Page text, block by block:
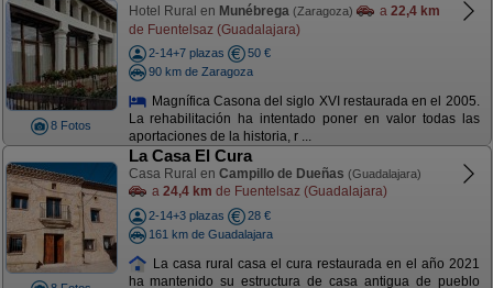
8 Fotos
Hotel Rural en Munébrega (Zaragoza) a 22,4 km
de Fuentelsaz (Guadalajara)
2-14+7 plazas
50 €
90 km de Zaragoza
Magnífica Casona del siglo XVI restaurada en el 2005.
La rehabilitación ha intentado poner en valor todas las
aportaciones de la historia, r ...
La Casa El Cura
Casa Rural en Campillo de Dueñas (Guadalajara)
a 24,4 km de Fuentelsaz (Guadalajara)
2-14+3 plazas
28 €
161 km de Guadalajara
La casa rural casa el cura restaurada en el año 2021
ha mantenido su estructura de casa antigua de pueblo